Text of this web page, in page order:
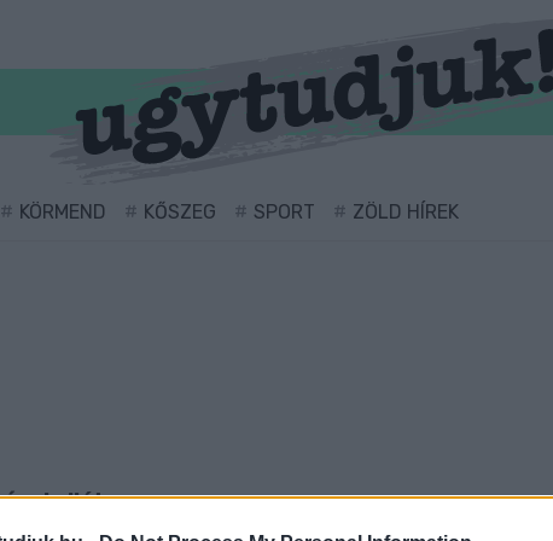
KÖRMEND KŐSZEG SPORT ZÖLD HÍREK
ellátva.